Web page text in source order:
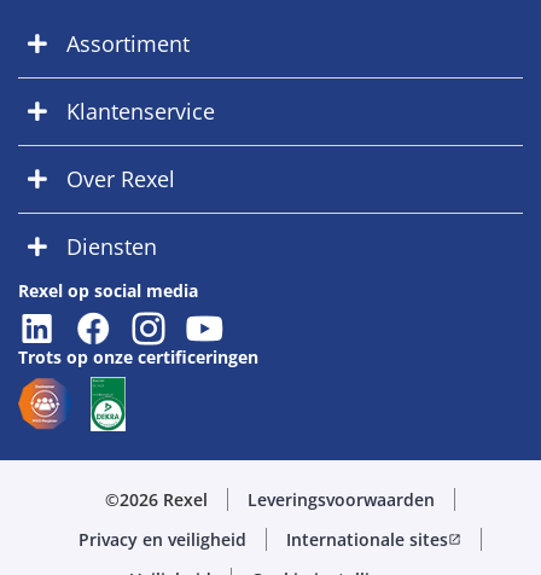
Assortiment
Klantenservice
Over Rexel
Diensten
Rexel op social media
Trots op onze certificeringen
©2026 Rexel
Leveringsvoorwaarden
Privacy en veiligheid
Internationale sitesopen_in_new